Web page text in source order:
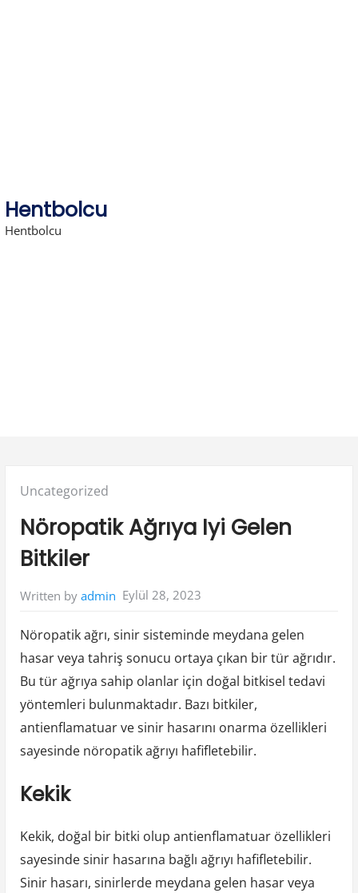
Hentbolcu
Hentbolcu
Posted
Uncategorized
Nöropatik Ağrıya Iyi Gelen
Bitkiler
Written by admin Eylül 28, 2023
Nöropatik ağrı, sinir sisteminde meydana gelen
hasar veya tahriş sonucu ortaya çıkan bir tür ağrıdır.
Bu tür ağrıya sahip olanlar için doğal bitkisel tedavi
yöntemleri bulunmaktadır. Bazı bitkiler,
antienflamatuar ve sinir hasarını onarma özellikleri
sayesinde nöropatik ağrıyı hafifletebilir.
Kekik
Kekik, doğal bir bitki olup antienflamatuar özellikleri
sayesinde sinir hasarına bağlı ağrıyı hafifletebilir.
Sinir hasarı, sinirlerde meydana gelen hasar veya